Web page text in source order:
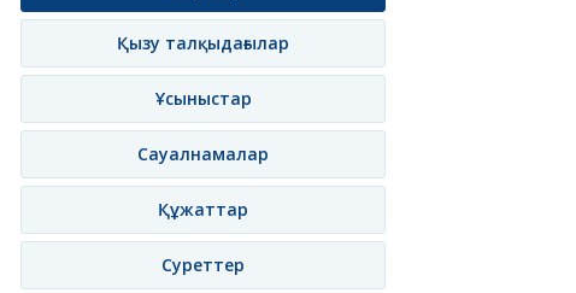
Қызу талқыдағылар
Ұсыныстар
Сауалнамалар
Құжаттар
Суреттер